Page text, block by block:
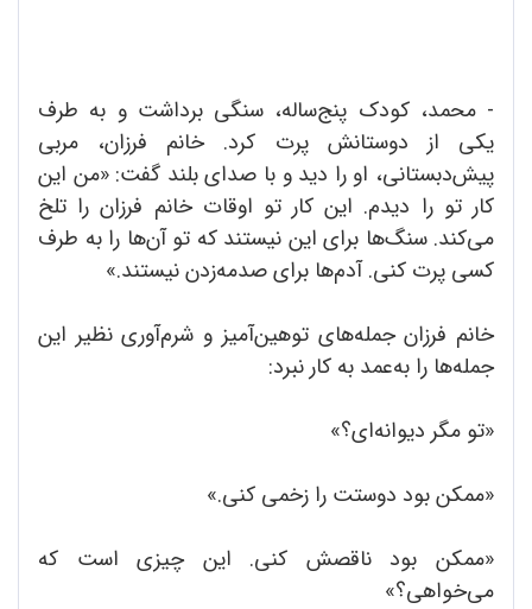
- محمد، کودک پنج‌ساله، سنگی برداشت و به طرف
یکی از دوستانش پرت کرد. خانم فرزان، مربی
پیش‌دبستانی، او را دید و با صدای بلند گفت: «من این
کار تو را دیدم. این کار تو اوقات خانم فرزان را تلخ
می‌کند. سنگ‌ها برای این نیستند که تو آن‌ها را به طرف
کسی پرت کنی. آدم‌ها برای صدمه‌زدن نیستند.»
خانم فرزان جمله‌های توهین‌آمیز و شرم‌آوری نظیر این
جمله‌ها را به‌عمد به کار نبرد:
«تو مگر دیوانه‌ای؟»
«ممکن بود دوستت را زخمی کنی.»
«ممکن بود ناقصش کنی. این چیزی است که
می‌خواهی؟»